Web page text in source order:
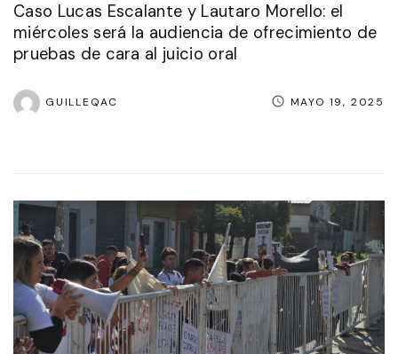
Caso Lucas Escalante y Lautaro Morello: el
miércoles será la audiencia de ofrecimiento de
pruebas de cara al juicio oral
GUILLEQAC MAYO 19, 2025